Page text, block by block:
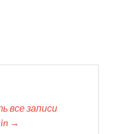
все записи
→